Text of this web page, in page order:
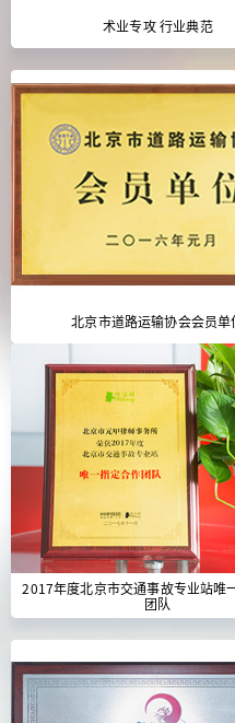
术业专攻 行业典范
北京市道路运输协会会员单
2017年度北京市交通事故专业站唯
团队